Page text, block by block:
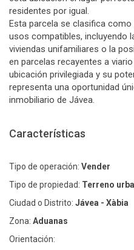
residentes por igual.
Esta parcela se clasifica
usos compatibles, incluyendo
viviendas unifamiliares o la
en parcelas recayentes a
ubicación privilegiada y su
representa una oportunidad
inmobiliario de Jávea.
Características
Tipo de operación: Vender
Tipo de propiedad: Terreno
Ciudad o Distrito: Jávea - Xàbia
Zona: Aduanas
Orientación: